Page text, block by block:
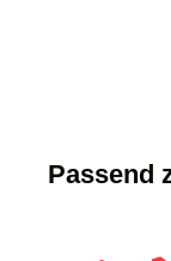
Passend